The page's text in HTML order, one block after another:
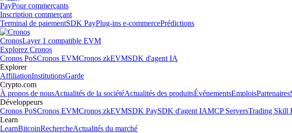
PayPour commerçants
Inscription commerçant
Terminal de paiementSDK PayPlug-ins e-commercePrédictions
CronosLayer 1 compatible EVM
Explorez Cronos
Cronos PoSCronos EVMCronos zkEVMSDK d'agent IA
Explorer
AffiliationInstitutionsGarde
Crypto.com
À propos de nousActualités de la sociétéActualités des produitsÉvénementsEmploisPartenaires
Développeurs
Cronos PoSCronos EVMCronos zkEVMSDK PaySDK d'agent IAMCP ServersTrading Skill
Learn
LearnBitcoinRechercheActualités du marché